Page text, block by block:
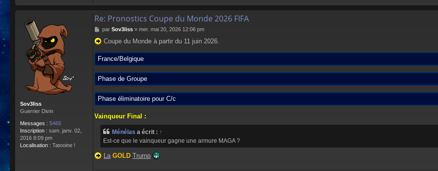
Sov3liss
Guerrier Divin
Messages : 5465
Inscription : sam. janv. 02,
2016 8:09 pm
Localisation : Tatooine !
Re: Pronostics Coupe du Monde 2026 FIFA
M
s
a
g
e
par Sov3liss» mer. mai 20, 2026 12:06 pm
Coupe du Monde à partir du 11 juin 2026.
France/Belgique
Phase de Groupe
Phase éliminatoire pour C/c
Vainqueur Final :
Ménélas a écrit : ↑
Est-ce que le vainqueur gagne une armure MAGA ?
La GOLD Trump